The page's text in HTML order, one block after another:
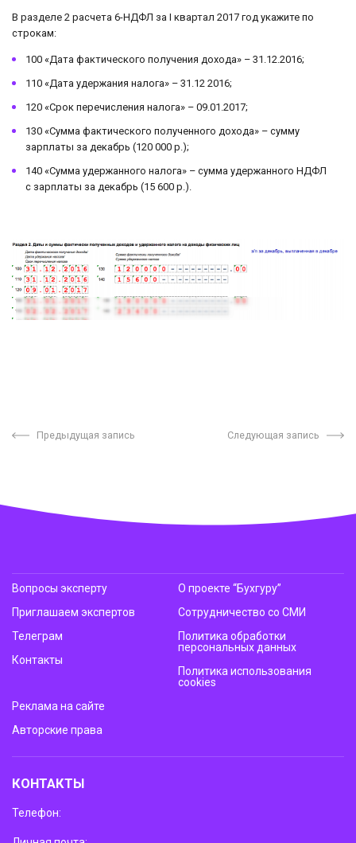
В разделе 2 расчета 6-НДФЛ за I квартал 2017 год укажите по
строкам:
100 «Дата фактического получения дохода» – 31.12.2016;
110 «Дата удержания налога» – 31.12 2016;
120 «Срок перечисления налога» – 09.01.2017;
130 «Сумма фактического полученного дохода» – сумму
зарплаты за декабрь (120 000 р.);
140 «Сумма удержанного налога» – сумма удержанного НДФЛ
с зарплаты за декабрь (15 600 р.).
Предыдущая запись Следующая запись
Вопросы эксперту
Приглашаем экспертов
Телеграм
Контакты
О проекте “Бухгуру”
Сотрудничество со СМИ
Политика обработки
персональных данных
Политика использования
cookies
Реклама на сайте
Авторские права
КОНТАКТЫ
Телефон: